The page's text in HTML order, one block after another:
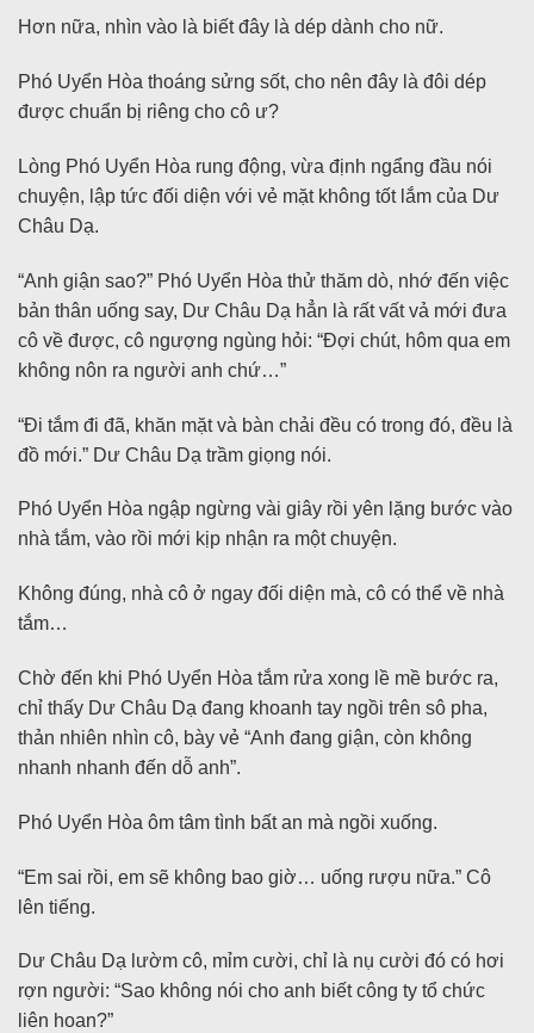
Hơn nữa, nhìn vào là biết đây là dép dành cho nữ.
Phó Uyển Hòa thoáng sửng sốt, cho nên đây là đôi dép
được chuẩn bị riêng cho cô ư?
Lòng Phó Uyển Hòa rung động, vừa định ngẩng đầu nói
chuyện, lập tức đối diện với vẻ mặt không tốt lắm của Dư
Châu Dạ.
“Anh giận sao?” Phó Uyển Hòa thử thăm dò, nhớ đến việc
bản thân uống say, Dư Châu Dạ hẳn là rất vất vả mới đưa
cô về được, cô ngượng ngùng hỏi: “Đợi chút, hôm qua em
không nôn ra người anh chứ…”
“Đi tắm đi đã, khăn mặt và bàn chải đều có trong đó, đều là
đồ mới.” Dư Châu Dạ trầm giọng nói.
Phó Uyển Hòa ngập ngừng vài giây rồi yên lặng bước vào
nhà tắm, vào rồi mới kịp nhận ra một chuyện.
Không đúng, nhà cô ở ngay đối diện mà, cô có thể về nhà
tắm…
Chờ đến khi Phó Uyển Hòa tắm rửa xong lề mề bước ra,
chỉ thấy Dư Châu Dạ đang khoanh tay ngồi trên sô pha,
thản nhiên nhìn cô, bày vẻ “Anh đang giận, còn không
nhanh nhanh đến dỗ anh”.
Phó Uyển Hòa ôm tâm tình bất an mà ngồi xuống.
“Em sai rồi, em sẽ không bao giờ… uống rượu nữa.” Cô
lên tiếng.
Dư Châu Dạ lườm cô, mỉm cười, chỉ là nụ cười đó có hơi
rợn người: “Sao không nói cho anh biết công ty tổ chức
liên hoan?”